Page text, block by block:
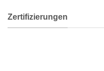
Zertifizierungen